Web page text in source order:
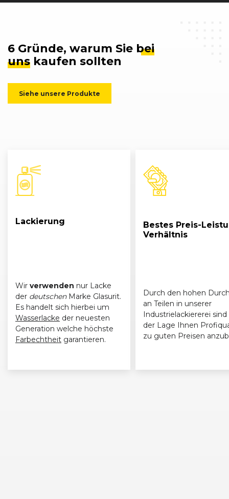
6 Gründe, warum Sie bei
uns kaufen sollten
Siehe unsere Produkte
Lackierung
Wir verwenden nur Lacke
der deutschenMarke Glasurit.
Es handelt sich hierbei um
Wasserlacke der neuesten
Generation welche höchste
Farbechtheit garantieren.
Bestes Preis-
Verhältnis
Durch den hohen
an Teilen in unserer
Industrielackiererei sind
der Lage Ihnen
zu guten Preisen